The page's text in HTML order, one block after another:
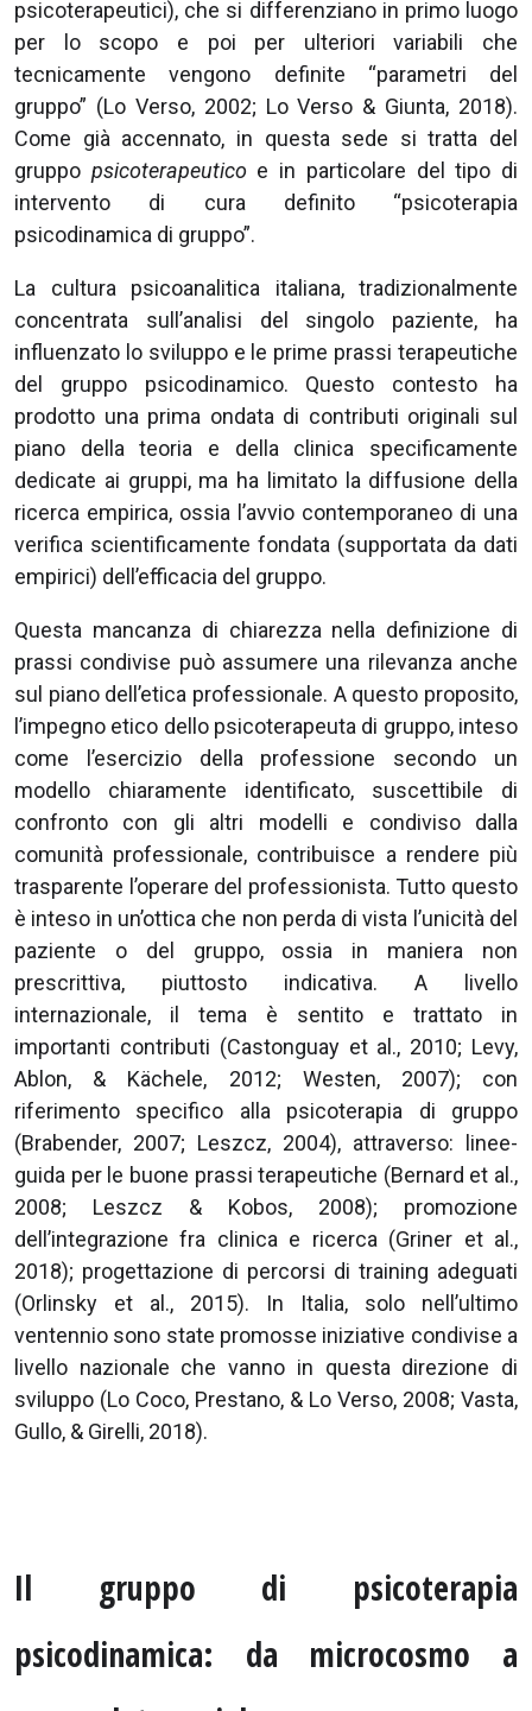
psicoterapeutici), che si differenziano in primo luogo
per lo scopo e poi per ulteriori variabili che
tecnicamente vengono definite “parametri del
gruppo” (Lo Verso, 2002; Lo Verso & Giunta, 2018).
Come già accennato, in questa sede si tratta del
gruppo psicoterapeuticoe in particolare del tipo di
intervento di cura definito “psicoterapia
psicodinamica di gruppo”.
La cultura psicoanalitica italiana, tradizionalmente
concentrata sull’analisi del singolo paziente, ha
influenzato lo sviluppo e le prime prassi terapeutiche
del gruppo psicodinamico. Questo contesto ha
prodotto una prima ondata di contributi originali sul
piano della teoria e della clinica specificamente
dedicate ai gruppi, ma ha limitato la diffusione della
ricerca empirica, ossia l’avvio contemporaneo di una
verifica scientificamente fondata (supportata da dati
empirici) dell’efficacia del gruppo.
Questa mancanza di chiarezza nella definizione di
prassi condivise può assumere una rilevanza anche
sul piano dell’etica professionale. A questo proposito,
l’impegno etico dello psicoterapeuta di gruppo, inteso
come l’esercizio della professione secondo un
modello chiaramente identificato, suscettibile di
confronto con gli altri modelli e condiviso dalla
comunità professionale, contribuisce a rendere più
trasparente l’operare del professionista. Tutto questo
è inteso in un’ottica che non perda di vista l’unicità del
paziente o del gruppo, ossia in maniera non
prescrittiva, piuttosto indicativa. A livello
internazionale, il tema è sentito e trattato in
importanti contributi (Castonguay et al., 2010; Levy,
Ablon, & Kächele, 2012; Westen, 2007); con
riferimento specifico alla psicoterapia di gruppo
(Brabender, 2007; Leszcz, 2004), attraverso: linee-
guida per le buone prassi terapeutiche (Bernard et al.,
2008; Leszcz & Kobos, 2008); promozione
dell’integrazione fra clinica e ricerca (Griner et al.,
2018); progettazione di percorsi di training adeguati
(Orlinsky et al., 2015). In Italia, solo nell’ultimo
ventennio sono state promosse iniziative condivise a
livello nazionale che vanno in questa direzione di
sviluppo (Lo Coco, Prestano, & Lo Verso, 2008; Vasta,
Gullo, & Girelli, 2018).
Il gruppo di psicoterapia
psicodinamica: da microcosmo a